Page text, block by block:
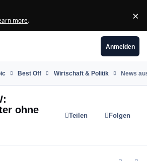
more. ×
Anmelden
Best Off Wirtschaft & Politik News
ohne
Teilen Folgen